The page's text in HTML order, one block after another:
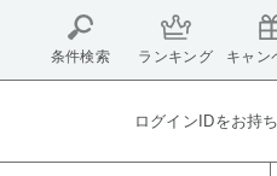
条件検索 ランキング キャン
ログインIDをお持